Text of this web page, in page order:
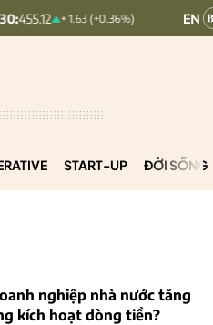
+ 1.63 (+0.36%) HNXINDEX: 293.44
START-UP ĐỜI SỐNG
nghiệp nhà nước tăng
kích hoạt dòng tiền?